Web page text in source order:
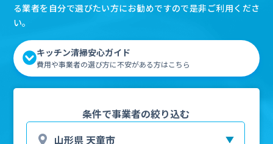
る業者を自分で選びたい方にお勧めですので是非ご利用くださ
い。
キッチン清掃安心ガイド
費用や事業者の選び方に不安がある方はこちら
条件で事業者の絞り込む